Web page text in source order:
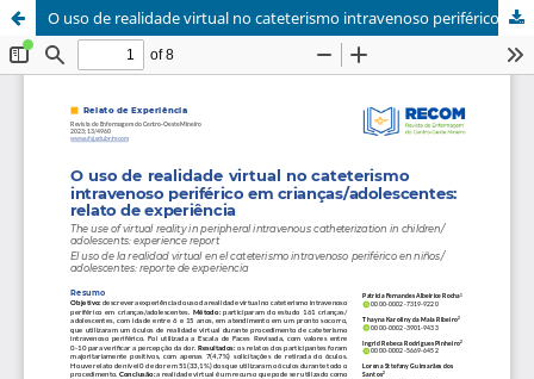
O uso de realidade virtual no cateterismo intravenoso periférico em crianças/adolescentes: relato de experiência